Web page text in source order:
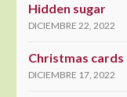
Hidden sugar
DICIEMBRE 22, 2022
Christmas cards
DICIEMBRE 17, 2022